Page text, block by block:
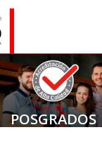
POSGRADOS